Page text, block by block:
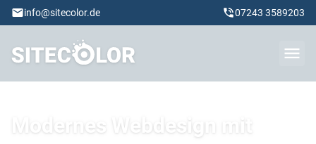
info@sitecolor.de 07243 3589203
Modernes Webdesign mit